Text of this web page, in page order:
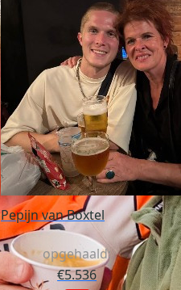
Pepijn van Boxtel
opgehaald:
€5.536